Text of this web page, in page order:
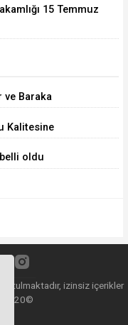
15 Temmuz
ve Baraka
Kalitesine
oldu
tutulmaktadır, izinsiz içerikler
2020©